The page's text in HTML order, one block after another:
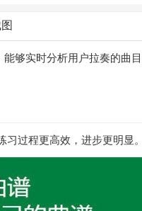
够实时分析用户拉奏的
习过程更高效，进步更明显